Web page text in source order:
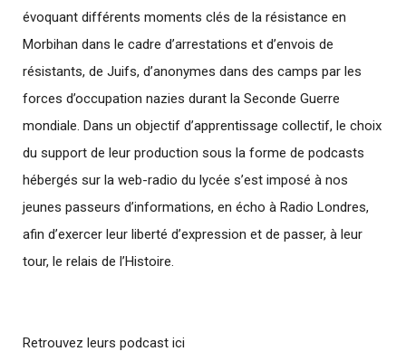
évoquant différents moments clés de la résistance en
Morbihan dans le cadre d’arrestations et d’envois de
résistants, de Juifs, d’anonymes dans des camps par les
forces d’occupation nazies durant la Seconde Guerre
mondiale. Dans un objectif d’apprentissage collectif, le choix
du support de leur production sous la forme de podcasts
hébergés sur la web-radio du lycée s’est imposé à nos
jeunes passeurs d’informations, en écho à Radio Londres,
afin d’exercer leur liberté d’expression et de passer, à leur
tour, le relais de l’Histoire.
Retrouvez leurs podcast ici